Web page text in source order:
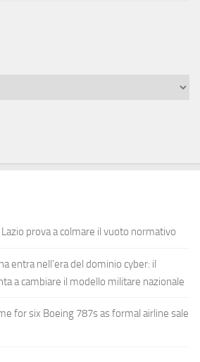
prova a colmare il vuoto normativo
entra nell’era del dominio cyber: il
a cambiare il modello militare nazionale
for six Boeing 787s as formal airline sale